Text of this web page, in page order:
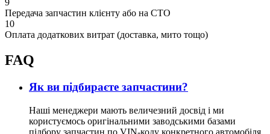
9
Передача запчастин клієнту або на СТО
10
Оплата додаткових витрат (доставка, мито тощо)
FAQ
Як ви підбираєте запчастини?
Наші менеджери мають величезний досвід і ми
користуємось оригінальними заводськими базами
підбору запчастин по VIN-коду конкретного автомобіля